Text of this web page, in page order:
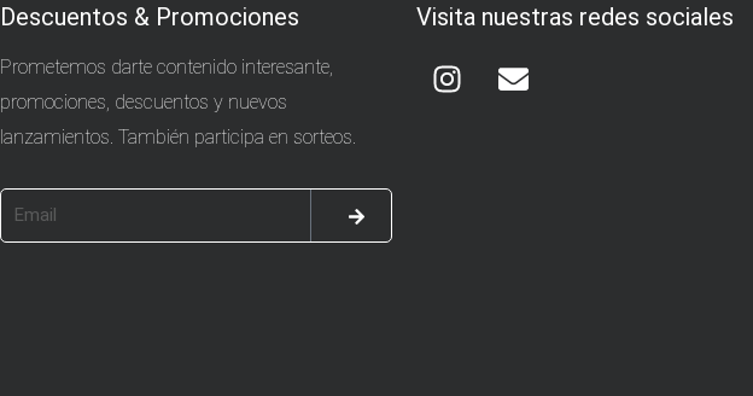
Descuentos & Promociones
Prometemos darte contenido interesante,
promociones, descuentos y nuevos
lanzamientos. También participa en sorteos.
Email SUBMIT
Visita nuestras redes sociales
InstagramEnvelope